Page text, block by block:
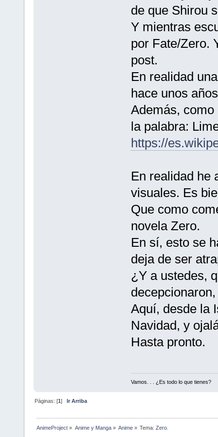
de que Shirou
Y mientras
por Fate/Zero.
post.
En realidad
hace unos
Además,
la palabra:
https://
En realidad he
visuales. Es
Que como
novela Zero.
En sí, esto se
deja de ser
¿Y a ustedes,
Aquí, desde la
Navidad, y
Hasta pronto.
Vamos. . . ¿Es todo lo que tienes?
Páginas: [1] Ir Arriba
AnimeProject » Anime y Manga» Anime» Tema:Zero.